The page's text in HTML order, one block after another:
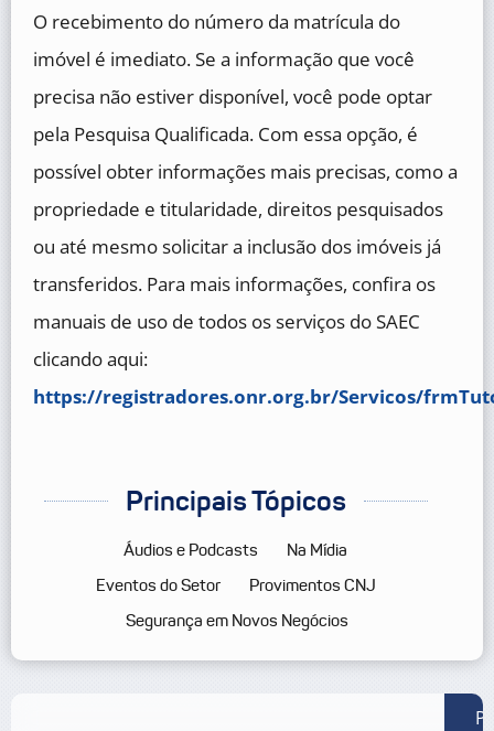
O recebimento do número da matrícula do
imóvel é imediato. Se a informação que você
precisa não estiver disponível, você pode optar
pela Pesquisa Qualificada. Com essa opção, é
possível obter informações mais precisas, como a
propriedade e titularidade, direitos pesquisados
ou até mesmo solicitar a inclusão dos imóveis já
transferidos. Para mais informações, confira os
manuais de uso de todos os serviços do SAEC
clicando aqui:
https://registradores.onr.org.br/Servicos/
Principais Tópicos
Áudios e Podcasts
Na Mídia
Eventos do Setor
Provimentos CNJ
Segurança em Novos Negócios